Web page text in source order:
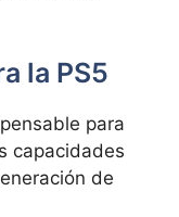
la PS5
para
capacidades
de